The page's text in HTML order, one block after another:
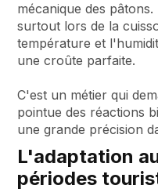
mécanique des
surtout lors de la
température et
une croûte parfaite.
C'est un métier qui
pointue des réactions
une grande précision
L'adaptation
périodes